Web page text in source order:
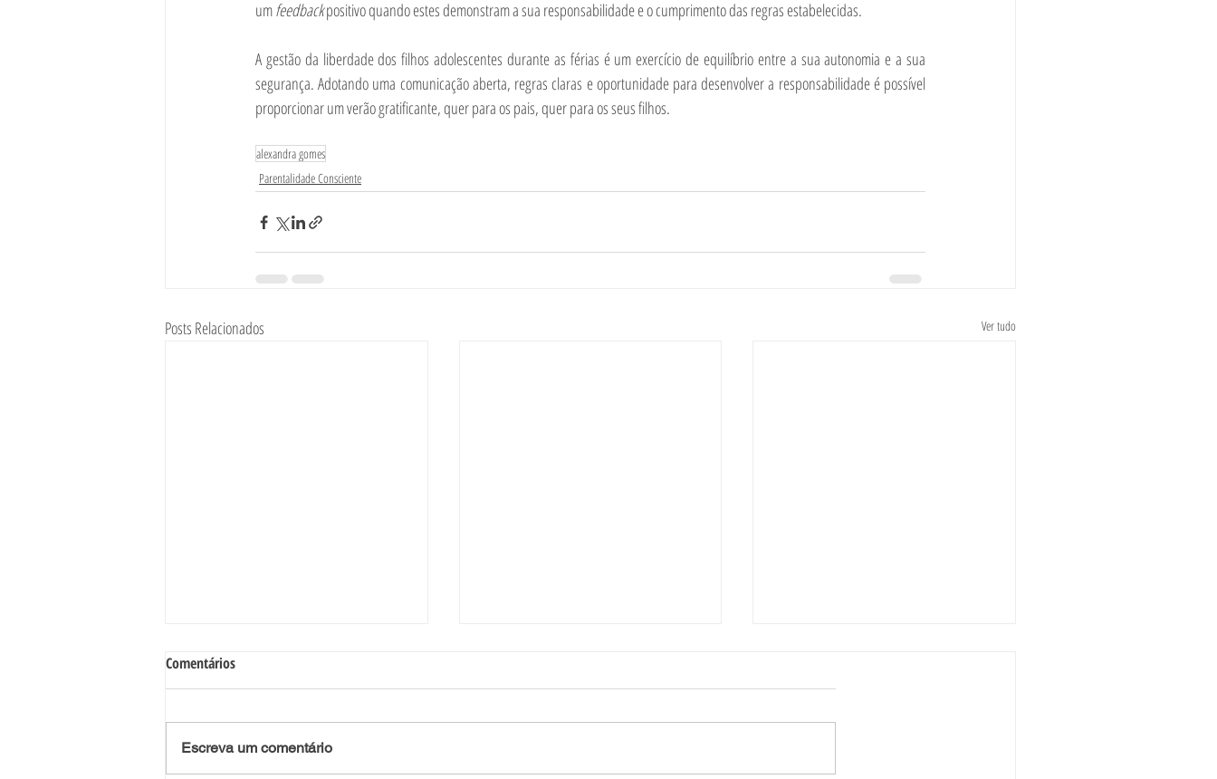
um feedback positivo quando estes demonstram a sua responsabilidade e o cumprimento das regras estabelecidas.
A gestão da liberdade dos filhos adolescentes durante as férias é um exercício de equilíbrio entre a sua autonomia e a sua
segurança. Adotando uma comunicação aberta, regras claras e oportunidade para desenvolver a responsabilidade é possível
proporcionar um verão gratificante, quer para os pais, quer para os seus filhos.
alexandra gomes
Parentalidade Consciente
Posts Relacionados Ver tudo
Comentários
Escreva um comentário